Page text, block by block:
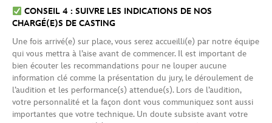
CONSEIL 4 : SUIVRE LES INDICATIONS DE NOS
CHARGÉ(E)S DE CASTING
Une fois arrivé(e) sur place, vous serez accueilli(e) par notre équipe
qui vous mettra à l’aise avant de commencer. Il est important de
bien écouter les recommandations pour ne louper aucune
information clé comme la présentation du jury, le déroulement de
l’audition et les performance(s) attendue(s). Lors de l’audition,
votre personnalité et la façon dont vous communiquez sont aussi
importantes que votre technique. Un doute subsiste avant votre